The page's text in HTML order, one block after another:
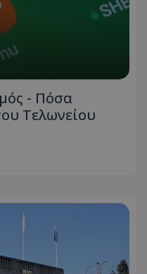
- Πόσα
Τελωνείου